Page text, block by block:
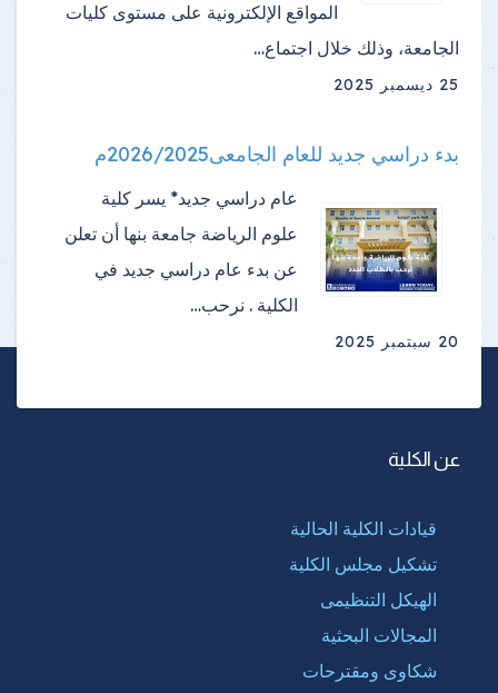
المواقع الإلكترونية على مستوى كليات
الجامعة، وذلك خلال اجتماع…
25 ديسمبر 2025
بدء دراسي جديد للعام الجامعى2026/2025م
عام دراسي جديد* يسر كلية
علوم الرياضة جامعة بنها أن تعلن
عن بدء عام دراسي جديد في
الكلية . نرحب…
20 سبتمبر 2025
عن الكلية
قيادات الكلية الحالية
تشكيل مجلس الكلية
الهيكل التنظيمى
المجالات البحثية
شكاوى ومقترحات